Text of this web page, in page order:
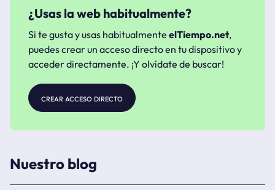
¿Usas la web habitualmente?
Si te gusta y usas habitualmente elTiempo.net,
puedes crear un acceso directo en tu dispositivo y
acceder directamente. ¡Y olvídate de buscar!
crear acceso directo
Nuestro blog